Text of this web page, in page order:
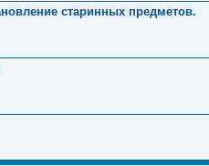
старинных предметов.